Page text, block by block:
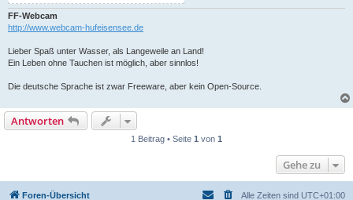
FF-Webcam
http://www.webcam-hufeisensee.de
Lieber Spaß unter Wasser, als Langeweile an Land!
Ein Leben ohne Tauchen ist möglich, aber sinnlos!
Die deutsche Sprache ist zwar Freeware, aber kein Open-Source.
Antworten
1 Beitrag • Seite 1 von 1
Gehe zu
Foren-Übersicht Alle Zeiten sind UTC+01:00